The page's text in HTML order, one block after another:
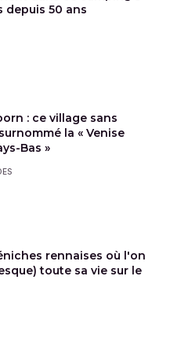
depuis 50 ans
: ce village sans
la « Venise
Bas »
rennaises où l'on
toute sa vie sur le